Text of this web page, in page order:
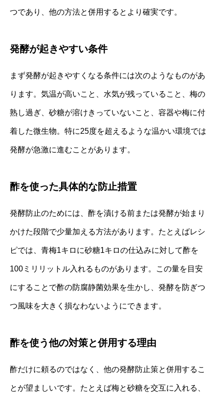
つであり、他の方法と併用するとより確実です。
発酵が起きやすい条件
まず発酵が起きやすくなる条件には次のようなものがあ
ります。気温が高いこと、水気が残っていること、梅の
熟し過ぎ、砂糖が溶けきっていないこと、容器や梅に付
着した微生物。特に25度を超えるような温かい環境では
発酵が急激に進むことがあります。
酢を使った具体的な防止措置
発酵防止のためには、酢を漬ける前または発酵が始まり
かけた段階で少量加える方法があります。たとえばレシ
ピでは、青梅1キロに砂糖1キロの仕込みに対して酢を
100ミリリットル入れるものがあります。この量を目安
にすることで酢の防腐静菌効果を生かし、発酵を防ぎつ
つ風味を大きく損なわないようにできます。
酢を使う他の対策と併用する理由
酢だけに頼るのではなく、他の発酵防止策と併用するこ
とが望ましいです。たとえば梅と砂糖を交互に入れる、